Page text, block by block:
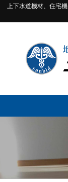
上下水道機材、住宅